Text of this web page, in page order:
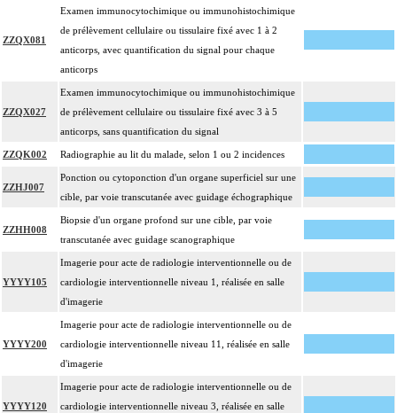
- décision d'assistance circulatoire.
4 La suture d'un vaisseau inclut l'angioplastie d'élargissement.
intrathoracique associée, la pose de drain pleural et/ou péricardique.
Les actes sur le thorax, par thoracotomie incluent l'évacuation de collection
intrathoracique associée, la pose de drain pleural et/ou péricardique.
Les actes avec dérivation vasculaire [shunt] incluent la pose d'une dérivation
4
ZZQX081
Examen immunocytochimique ou immunohistochimique
de prélèvement cellulaire ou tissulaire fixé avec 1 à 2
anticorps, avec quantification du signal pour chaque
anticorps
ZZQX027
Examen immunocytochimique ou immunohistochimique
de prélèvement cellulaire ou tissulaire fixé avec 3 à 5
anticorps, sans quantification du signal
ZZQK002 Radiographie au lit du malade, selon 1 ou 2 incidences
ZZHJ007
Ponction ou cytoponction d'un organe superficiel sur une
cible, par voie transcutanée avec guidage échographique
ZZHH008
Biopsie d'un organe profond sur une cible, par voie
transcutanée avec guidage scanographique
YYYY105
Imagerie pour acte de radiologie interventionnelle ou de
cardiologie interventionnelle niveau 1, réalisée en salle
d'imagerie
YYYY200
Imagerie pour acte de radiologie interventionnelle ou de
cardiologie interventionnelle niveau 11, réalisée en salle
d'imagerie
YYYY120
Imagerie pour acte de radiologie interventionnelle ou de
cardiologie interventionnelle niveau 3, réalisée en salle